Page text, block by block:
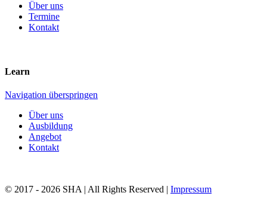
Über uns
Termine
Kontakt
Learn
Navigation überspringen
Über uns
Ausbildung
Angebot
Kontakt
© 2017 - 2026 SHA | All Rights Reserved | Impressum